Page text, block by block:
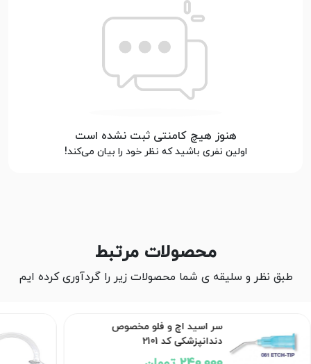
هنوز هیچ کامنتی ثبت نشده است
اولین نفری باشید که نظر خود را بیان می‌کند!
محصولات مرتبط
طبق نظر و سلیقه ی شما محصولات زیر را گردآوری کرده ایم
سر اسید اچ و فلو مخصوص
دندانپزشکی کد 2101